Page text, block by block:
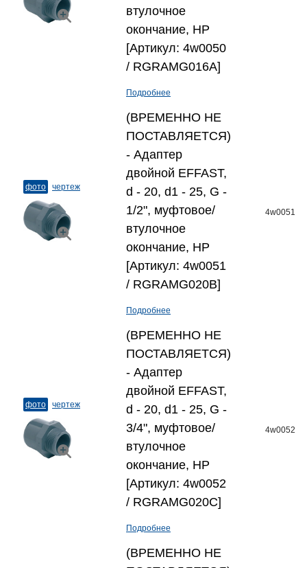
втулочное
окончание, НР
[Артикул: 4w0050
/ RGRAMG016A]
Подробнее
фото чертеж
(ВРЕМЕННО НЕ
ПОСТАВЛЯЕТСЯ)
- Адаптер
двойной EFFAST,
d - 20, d1 - 25, G -
1/2", муфтовое/
втулочное
окончание, НР
[Артикул: 4w0051
/ RGRAMG020B]
Подробнее
4w0051
фото чертеж
(ВРЕМЕННО НЕ
ПОСТАВЛЯЕТСЯ)
- Адаптер
двойной EFFAST,
d - 20, d1 - 25, G -
3/4", муфтовое/
втулочное
окончание, НР
[Артикул: 4w0052
/ RGRAMG020C]
Подробнее
4w0052
(ВРЕМЕННО НЕ